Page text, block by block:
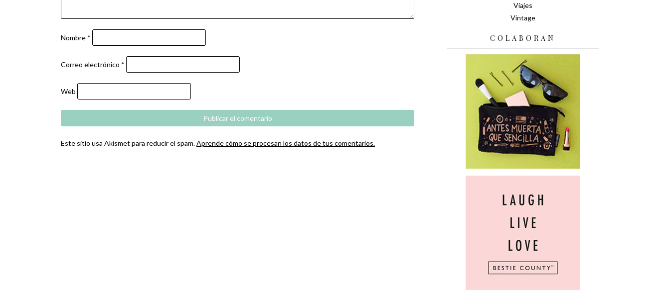
Nombre *
Correo electrónico *
Web
Este sitio usa Akismet para reducir el spam.Aprende cómo se procesan los datos de tus comentarios.
Viajes
Vintage
COLABORAN